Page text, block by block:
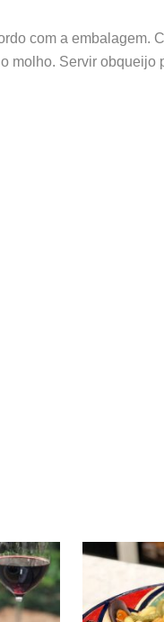
com a embalagem.
molho. Servir obqueijo